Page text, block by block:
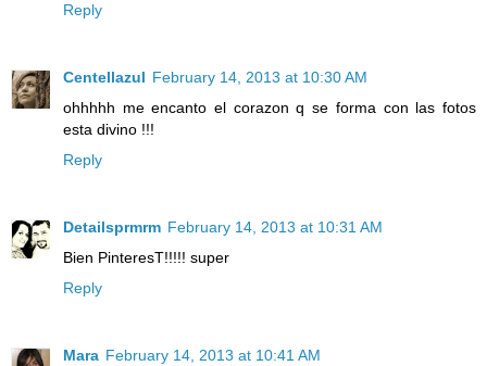
Reply
Centellazul February 14, 2013 at 10:30 AM
ohhhhh me encanto el corazon q se forma con las fotos
esta divino !!!
Reply
Detailsprmrm February 14, 2013 at 10:31 AM
Bien PinteresT!!!!! super
Reply
Mara February 14, 2013 at 10:41 AM